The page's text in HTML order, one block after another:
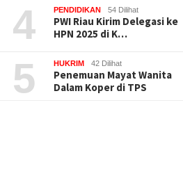
4 PENDIDIKAN 54 Dilihat
PWI Riau Kirim Delegasi ke
HPN 2025 di K…
5 HUKRIM 42 Dilihat
Penemuan Mayat Wanita
Dalam Koper di TPS